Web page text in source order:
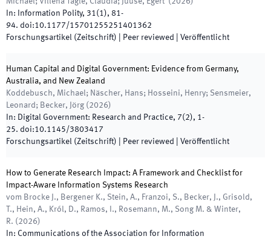
In:
Information Polity, 31(1), 81-
94. doi:10.1177/15701255251401362
Forschungsartikel (Zeitschrift) | Peer reviewed Veröffentlicht
Human Capital and Digital Government: Evidence from Germany,
Australia, and New Zealand
Koddebusch, Michael; Näscher, Hans; Hosseini, Henry; Sensmeier,
Leonard; Becker, Jörg ( 2026)
In: Digital Government: Research and Practice, 7(2), 1-
25. doi:10.1145/3803417
Forschungsartikel (Zeitschrift) | Peer reviewed Veröffentlicht
How to Generate Research Impact: A Framework and Checklist for
Impact-Aware Information Systems Research
vom Brocke J., Bergener K., Stein, A., Franzoi, S., Becker, J., Grisold,
T., Hein, A., Król, D., Ramos, I., Rosemann, M., Song M. & Winter,
R. ( 2026)
In: Communications of the Association for Information